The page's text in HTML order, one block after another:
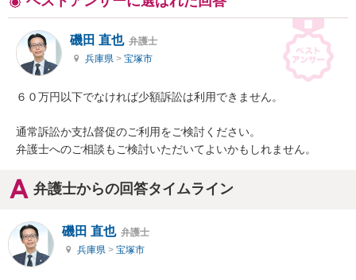
磯田 直也 弁護士
兵庫県 > 宝塚市
６０万円以下でなければ少額訴訟は利用できません。
通常訴訟か支払督促のご利用をご検討ください。
弁護士へのご相談もご検討いただいてよいかもしれません。
弁護士からの回答タイムライン
磯田 直也 弁護士
兵庫県 > 宝塚市